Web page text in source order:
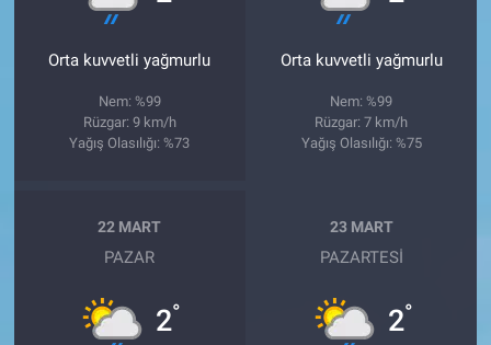
Orta kuvvetli yağmurlu
Nem: %99
Rüzgar: 9 km/h
Yağış Olasılığı: %73
Orta kuvvetli yağmurlu
Nem: %99
Rüzgar: 7 km/h
Yağış Olasılığı: %75
22 MART
PAZAR
2°
23 MART
PAZARTESI
2°